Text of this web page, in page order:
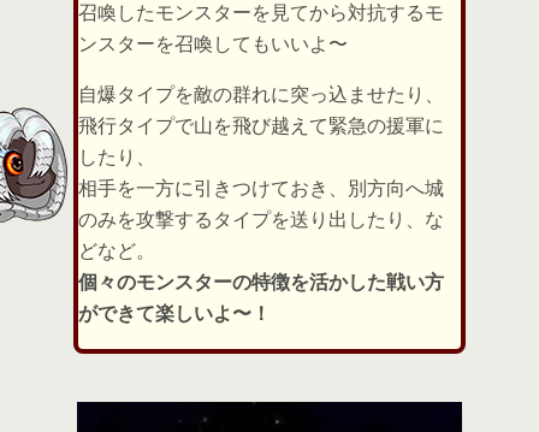
召喚したモンスターを見てから対抗するモ
ンスターを召喚してもいいよ〜
自爆タイプを敵の群れに突っ込ませたり、
飛行タイプで山を飛び越えて緊急の援軍に
したり、
相手を一方に引きつけておき、別方向へ城
のみを攻撃するタイプを送り出したり、な
どなど。
個々のモンスターの特徴を活かした戦い方
ができて楽しいよ〜！